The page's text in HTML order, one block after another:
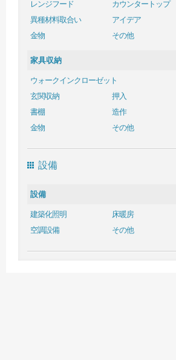
レンジフード
カウンタートップ
異種材料取合い
アイデア
金物
その他
家具収納
ウォークインクローゼット
玄関収納
押入
書棚
造作
金物
その他
設備
設備
建築化照明
床暖房
空調設備
その他